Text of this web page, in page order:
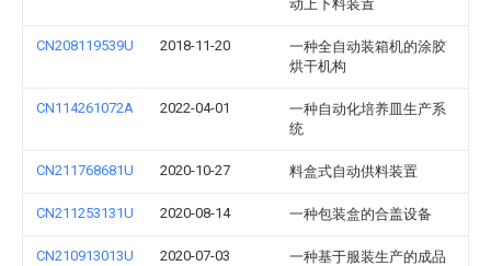
动上下料装置
CN208119539U 2018-11-20
一种全自动装箱机的涂胶
烘干机构
CN114261072A 2022-04-01
一种自动化培养皿生产系
统
CN211768681U 2020-10-27 料盒式自动供料装置
CN211253131U 2020-08-14 一种包装盒的合盖设备
CN210913013U 2020-07-03
一种基于服装生产的成品